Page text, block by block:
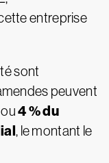
entreprise
sont
peuvent
4 % du
, le montant le